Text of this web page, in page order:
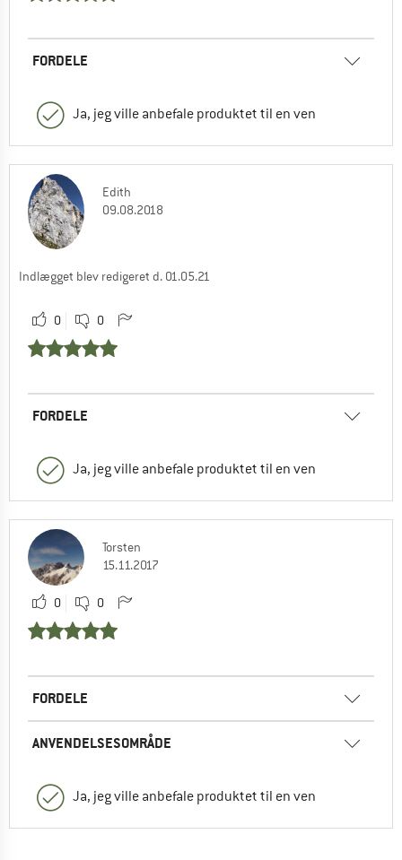
FORDELE
Ja, jeg ville anbefale produktet til en ven
Edith
09.08.2018
Indlægget blev redigeret d. 01.05.21
0 0
FORDELE
Ja, jeg ville anbefale produktet til en ven
Torsten
15.11.2017
0 0
FORDELE
ANVENDELSESOMRÅDE
Ja, jeg ville anbefale produktet til en ven